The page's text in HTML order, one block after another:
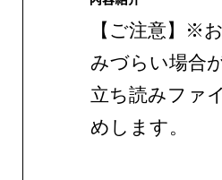
【ご注意】※
みづらい場合
立ち読みファ
めします。